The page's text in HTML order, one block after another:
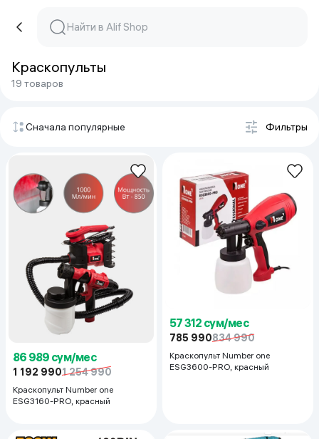
Краскопульты
19 товаров
Сначала популярные Фильтры
86 989 сум/мес
1 192 9901 254 990
Краскопульт Number one
ESG3160-PRO, красный
57 312 сум/мес
785 990834 990
Краскопульт Number one
ESG3600-PRO, красный